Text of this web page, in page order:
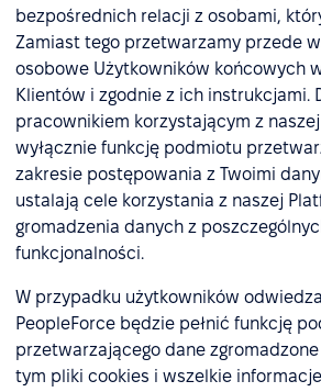
bezpośrednich relacji z osobami,
Zamiast tego przetwarzamy przede
osobowe Użytkowników końcowych
Klientów i zgodnie z ich instrukcjami.
pracownikiem korzystającym z
wyłącznie funkcję podmiotu
zakresie postępowania z Twoimi
ustalają cele korzystania z naszej
gromadzenia danych z
funkcjonalności.
W przypadku użytkowników
PeopleForce będzie pełnić funkcję
przetwarzającego dane
tym pliki cookies i wszelkie